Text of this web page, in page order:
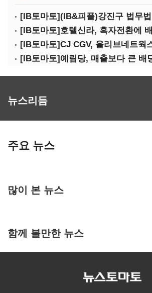
뉴스리듬
주요 뉴스
많이 본 뉴스
함께 볼만한 뉴스